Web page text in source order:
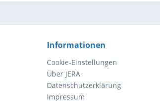
Informationen
Cookie-Einstellungen
Über JERA
Datenschutzerklärung
Impressum